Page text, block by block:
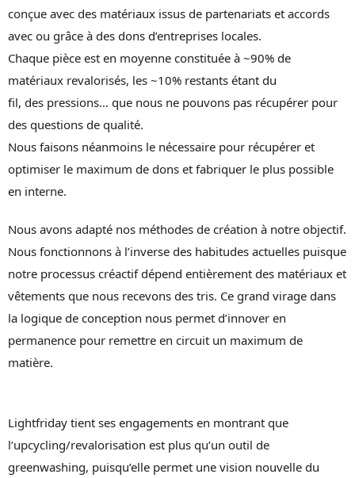
conçue avec des matériaux issus de partenariats et accords
avec ou grâce à des dons d’entreprises locales.
Chaque pièce est en moyenne constituée à ~90% de
matériaux revalorisés, les ~10% restants étant du
fil, des pressions… que nous ne pouvons pas récupérer pour
des questions de qualité.
Nous faisons néanmoins le nécessaire pour récupérer et
optimiser le maximum de dons et fabriquer le plus possible
en interne.
Nous avons adapté nos méthodes de création à notre objectif.
Nous fonctionnons à l’inverse des habitudes actuelles puisque
notre processus créactif dépend entièrement des matériaux et
vêtements que nous recevons des tris. Ce grand virage dans
la logique de conception nous permet d’innover en
permanence pour remettre en circuit un maximum de
matière.
Lightfriday tient ses engagements en montrant que
l’upcycling/revalorisation est plus qu’un outil de
greenwashing, puisqu’elle permet une vision nouvelle du